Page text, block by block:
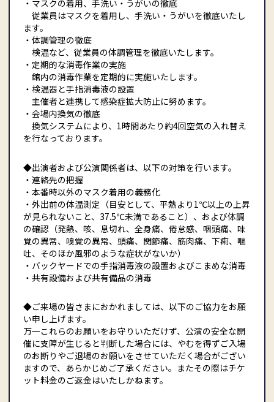
・マスクの着用、手洗い・うがいの徹底
従業員はマスクを着用し、手洗い・うがいを徹底いたし
ます。
・体調管理の徹底
検温など、従業員の体調管理を徹底いたします。
・定期的な消毒作業の実施
館内の消毒作業を定期的に実施いたします。
・検温器と手指消毒液の設置
主催者と連携して感染症拡大防止に努めます。
・会場内換気の徹底
換気システムにより、1時間あたり約4回空気の入れ替え
を行なっております。
◆出演者および公演関係者は、以下の対策を行います。
・連絡先の把握
・本番時以外のマスク着用の義務化
・外出前の体温測定（目安として、平熱より1℃以上の上昇
が見られないこと、37.5℃未満であること）、および体調
の確認（発熱、咳、息切れ、全身痛、倦怠感、咽頭痛、味
覚の異常、嗅覚の異常、頭痛、関節痛、筋肉痛、下痢、嘔
吐、そのほか風邪のような症状がないか）
・バックヤードでの手指消毒液の設置およびこまめな消毒
・共有設備および共有備品の消毒
◆ご来場の皆さまにおかれましては、以下のご協力をお願
い申し上げます。
万一これらのお願いをお守りいただけず、公演の安全な開
催に支障が生じると判断した場合には、やむを得ずご入場
のお断りやご退場のお願いをさせていただく場合がござい
ますので、あらかじめご了承ください。またその際はチケ
ット料金のご返金はいたしかねます。